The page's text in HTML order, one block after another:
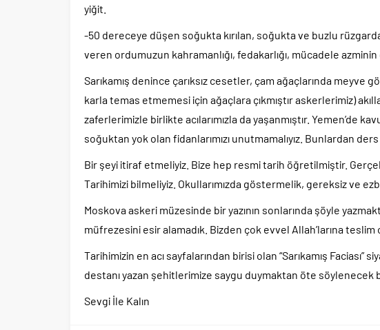
yiğit.
-50 dereceye düşen soğukta kırılan, soğukta ve buzlu
veren ordumuzun kahramanlığı, fedakarlığı, mücadele azminin
Sarıkamış denince çarıksız cesetler, çam ağaçlarında meyve
karla temas etmemesi için ağaçlara çıkmıştır askerlerimiz)
zaferlerimizle birlikte acılarımızla da yaşanmıştır. Yemen’de
soğuktan yok olan fidanlarımızı unutmamalıyız. Bunlardan ders
Bir şeyi itiraf etmeliyiz. Bize hep resmi tarih öğretilmiştir.
Tarihimizi bilmeliyiz. Okullarımızda göstermelik, gereksiz ve
Moskova askeri müzesinde bir yazının sonlarında şöyle
müfrezesini esir alamadık. Bizden çok evvel Allah’larına
Tarihimizin en acı sayfalarından birisi olan “Sarıkamış Faciası”
destanı yazan şehitlerimize saygu duymaktan öte söylenecek
Sevgi İle Kalın